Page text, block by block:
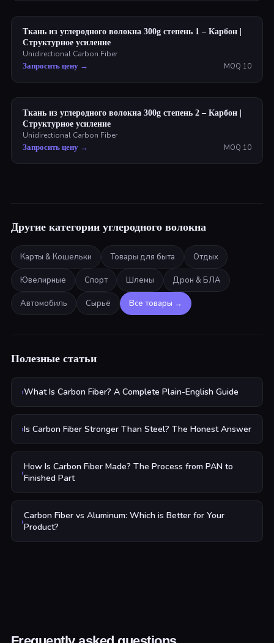
Ткань из углеродного волокна 300g степень 1 – Карбон |
Структурное усиление
Unidirectional Carbon Fiber
Запросить цену→ MOQ 10
Ткань из углеродного волокна 300g степень 2 – Карбон |
Структурное усиление
Unidirectional Carbon Fiber
Запросить цену→ MOQ 10
Другие категории углеродного волокна
Карты & Кошельки Товары для быта Отдых
Ювелирные Спорт Шлемы Дрон & БЛА
Автомобиль Сырьё Все товары →
Полезные статьи
›What Is Carbon Fiber? A Complete Plain-English Guide
›Is Carbon Fiber Stronger Than Steel? The Honest Answer
›How Is Carbon Fiber Made? The Process from PAN to
Finished Part
›Carbon Fiber vs Aluminum: Which is Better for Your
Product?